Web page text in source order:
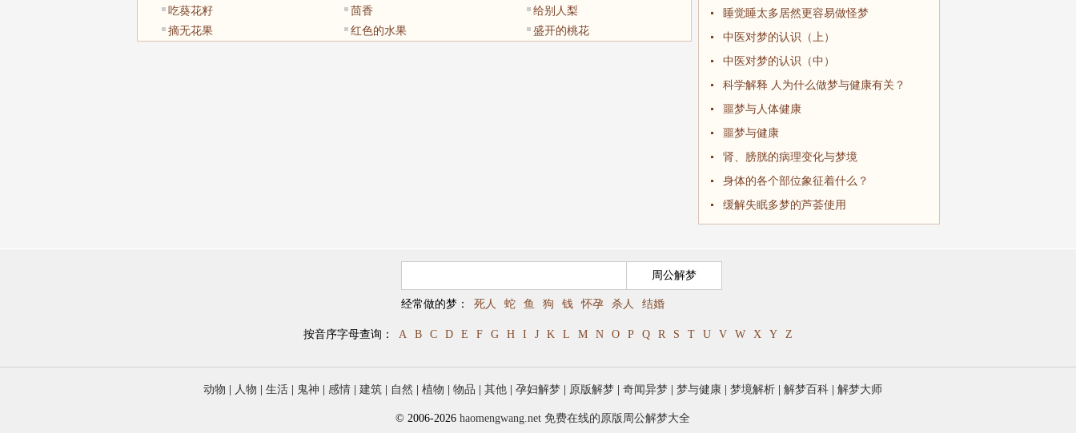
吃葵花籽
茴香
给别人梨
摘无花果
红色的水果 盛开的桃花
睡觉睡太多居然更容易做怪梦
中医对梦的认识（上）
中医对梦的认识（中）
科学解释 人为什么做梦与健康有关？
噩梦与人体健康
噩梦与健康
肾、膀胱的病理变化与梦境
身体的各个部位象征着什么？
缓解失眠多梦的芦荟使用
经常做的梦： 死人 蛇 鱼 狗 钱 怀孕 杀人 结婚
按音序字母查询： A B C D E F G H I J K L M N O P Q R S T U V W X Y Z
动物 人物 生活 鬼神 感情 建筑 自然 植物 物品 其他 孕妇解梦 原版解梦 奇闻异梦 梦与健康 梦境解析 解梦百科 解梦大师
© 2006-2026 haomengwang.net 免费在线的原版周公解梦大全